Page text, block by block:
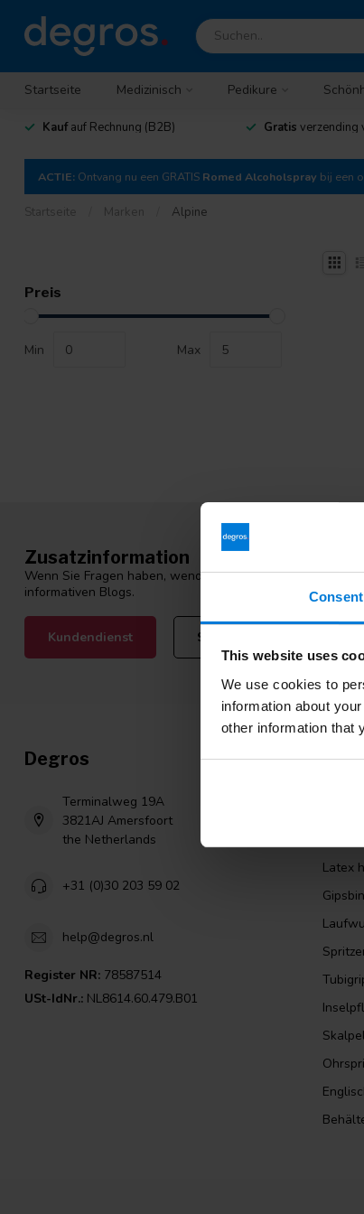
Consent
This website uses
We use cookies to
information about
other information that
Startseite Medizinisch Pedikure
Kaufauf Rechnung (B2B) Gratis verzending
ACTIE: Ontvang nu een GRATIS Romed Alcoholspray bij een
Startseite Marken Alpine
Preis
Min Max
Zusatzinformation
Wenn Sie Fragen haben, wenden Sie sich bitte an
informativen Blogs.
Kundendienst Sehen Sie sich unsere
Degros
Terminalweg 19A
3821AJ Amersfoort
the Netherlands
+31 (0)30 203 59 02
help@degros.nl
Register NR: 78587514
USt-IdNr.: NL8614.60.479.B01
Latex